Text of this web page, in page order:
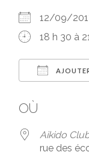
12/09/
18 h 30 à
OÙ
Aikido
rue des